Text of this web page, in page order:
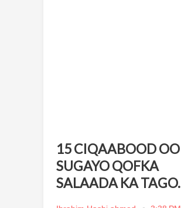
15 CIQAABOOD OO
SUGAYO QOFKA
SALAADA KA TAGO.